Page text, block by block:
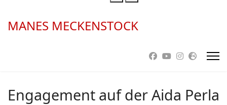
MANES MECKENSTOCK
Engagement auf der Aida Perla